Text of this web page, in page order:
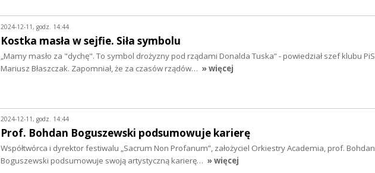
2024-12-11, godz. 14:44
Kostka masła w sejfie. Siła symbolu
„Mamy masło za "dychę". To symbol drożyzny pod rządami Donalda Tuska” - powiedział szef klubu PiS
Mariusz Błaszczak. Zapomniał, że za czasów rządów… » więcej
2024-12-11, godz. 14:44
Prof. Bohdan Boguszewski podsumowuje karierę
Współtwórca i dyrektor festiwalu „Sacrum Non Profanum”, założyciel Orkiestry Academia, prof. Bohdan
Boguszewski podsumowuje swoją artystyczną karierę… » więcej